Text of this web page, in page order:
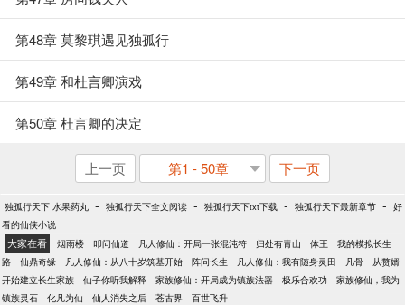
第48章 莫黎琪遇见独孤行
第49章 和杜言卿演戏
第50章 杜言卿的决定
上一页 第1 - 50章 下一页
独孤行天下 水果药丸 - 独孤行天下全文阅读 - 独孤行天下txt下载 - 独孤行天下最新章节 - 好
看的仙侠小说
大家在看 烟雨楼 叩问仙道 凡人修仙：开局一张混沌符 归处有青山 体王
我的模拟长生
路
仙鼎奇缘 凡人修仙：从八十岁筑基开始 阵问长生 凡人修仙：我有随身灵田 凡骨
从赘婿
开始建立长生家族
仙子你听我解释 家族修仙：开局成为镇族法器 极乐合欢功
家族修仙，我为
镇族灵石
化凡为仙 仙人消失之后 苍古界 百世飞升